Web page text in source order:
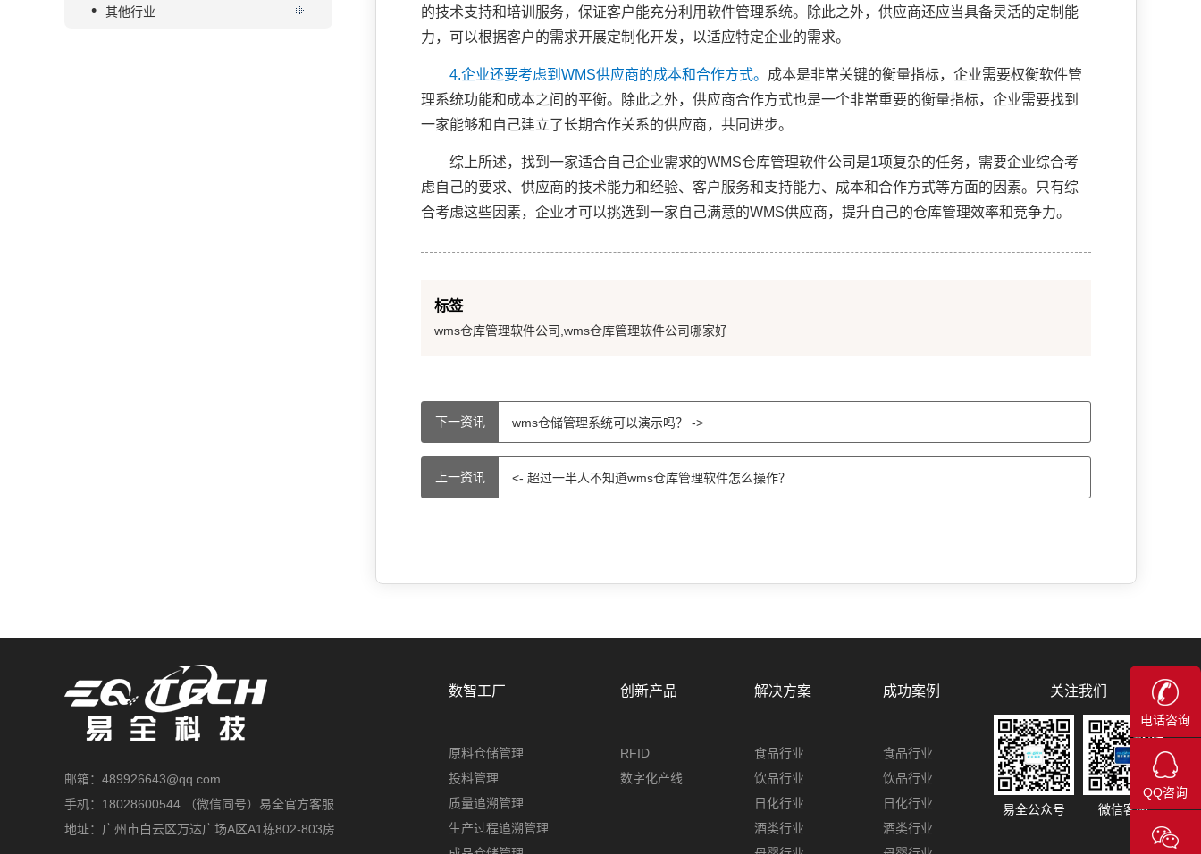
• 其他行业
的技术支持和培训服务，保证客户能充分利用软件管理系统。除此之外，供应商还应当具备灵活的定制能
力，可以根据客户的需求开展定制化开发，以适应特定企业的需求。
4.企业还要考虑到WMS供应商的成本和合作方式。 成本是非常关键的衡量指标，企业需要权衡软件管
理系统功能和成本之间的平衡。除此之外，供应商合作方式也是一个非常重要的衡量指标，企业需要找到
一家能够和自己建立了长期合作关系的供应商，共同进步。
综上所述，找到一家适合自己企业需求的WMS仓库管理软件公司是1项复杂的任务，需要企业综合考
虑自己的要求、供应商的技术能力和经验、客户服务和支持能力、成本和合作方式等方面的因素。只有综
合考虑这些因素，企业才可以挑选到一家自己满意的WMS供应商，提升自己的仓库管理效率和竞争力。
标签
wms仓库管理软件公司,wms仓库管理软件公司哪家好
下一资讯 wms仓储管理系统可以演示吗？ ->
上一资讯 <- 超过一半人不知道wms仓库管理软件怎么操作？
邮箱：489926643@qq.com
手机：18028600544 （微信同号）易全官方客服
地址：广州市白云区万达广场A区A1栋802-803房
数智工厂
原料仓储管理
投料管理
质量追溯管理
生产过程追溯管理
创新产品
RFID
数字化产线
解决方案
食品行业
饮品行业
日化行业
酒类行业
成功案例
食品行业
饮品行业
日化行业
酒类行业
关注我们
易全公众号 微信客服
电话咨询
QQ咨询